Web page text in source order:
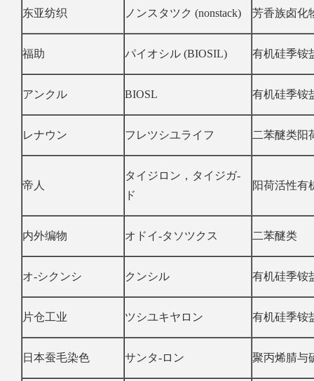
东亚纺织 ノンスタツク (nonstack) 芳香族卤化
福助 パイオシル (BIOSIL) 有机硅季铵
アンクル BIOSL 有机硅季铵
レナウン フレツシユライフ 二苯醚类阳
帝人
タイジロン，タイジガ-
ド
阳荷活性有
内外编物 オドイ-タソツクス 二苯醚类
オ-シクンシ クンシル 有机硅季铵
片仓工业 ツシユキヤロン 有机硅季铵
日本蚕毛染色 サンタ-ロン 聚丙烯腈与